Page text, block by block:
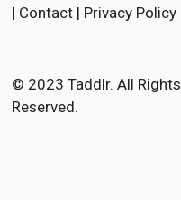
o
k
r
l
| Contact | Privacy Policy
© 2023 Taddlr. All Rights
Reserved.